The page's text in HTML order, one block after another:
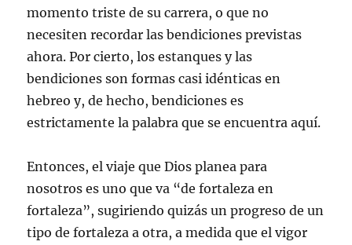
momento triste de su carrera, o que no
necesiten recordar las bendiciones previstas
ahora. Por cierto, los estanques y las
bendiciones son formas casi idénticas en
hebreo y, de hecho, bendiciones es
estrictamente la palabra que se encuentra aquí.
Entonces, el viaje que Dios planea para
nosotros es uno que va “de fortaleza en
fortaleza”, sugiriendo quizás un progreso de un
tipo de fortaleza a otra, a medida que el vigor